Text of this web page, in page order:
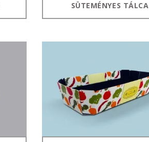
SÜTEMÉNYES TÁLCA